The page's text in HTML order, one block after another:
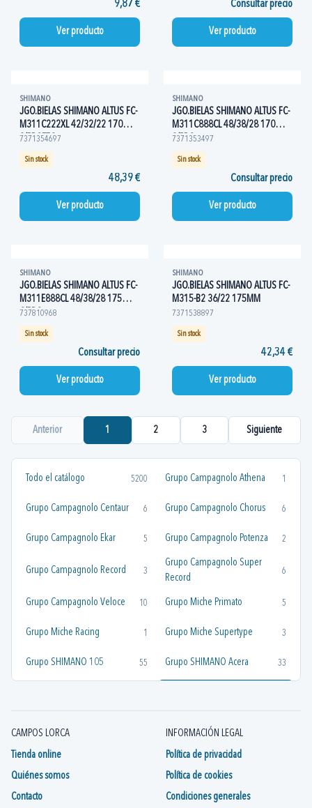
Todo el catálogo 5200 Grupo Campagnolo Athena 1
Grupo Campagnolo Centaur 6 Grupo Campagnolo Chorus 6
Grupo Campagnolo Ekar 5 Grupo Campagnolo Potenza 2
Grupo Campagnolo Record 3
Grupo Campagnolo Super
Record
6
Grupo Campagnolo Veloce 10 Grupo Miche Primato 5
Grupo Miche Racing 1 Grupo Miche Supertype 3
Grupo SHIMANO 105 55 Grupo SHIMANO Acera 33
Grupo SHIMANO CUES Grupo SHIMANO Deore
9,87 €
Ver producto
Consultar precio
Ver producto
SHIMANO
JGO.BIELAS SHIMANO ALTUS FC-
M311C222XL 42/32/22 170
S/PROTEC
7371354697
Sin stock
48,39 €
Ver producto
SHIMANO
JGO.BIELAS SHIMANO ALTUS FC-
M311C888CL 48/38/28 170
S/PRO
7371353497
Sin stock
Consultar precio
Ver producto
SHIMANO
JGO.BIELAS SHIMANO ALTUS FC-
M311E888CL 48/38/28 175
C/PRO
737810968
Sin stock
Consultar precio
Ver producto
SHIMANO
JGO.BIELAS SHIMANO ALTUS FC-
M315-B2 36/22 175MM
7371538897
Sin stock
42,34 €
Ver producto
Anterior 1 2 3 Siguiente
CAMPOS LORCA
Tienda online
Quiénes somos
Contacto
INFORMACIÓN LEGAL
Política de privacidad
Política de cookies
Condiciones generales